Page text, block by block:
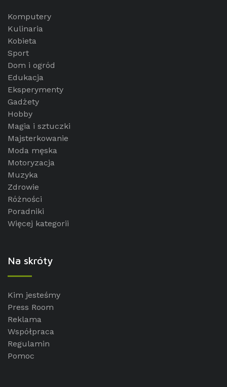
Komputery
Kulinaria
Kobieta
Sport
Dom i ogród
Edukacja
Eksperymenty
Gadżety
Hobby
Magia i sztuczki
Majsterkowanie
Moda męska
Motoryzacja
Muzyka
Zdrowie
Różności
Poradniki
Więcej kategorii
Na skróty
Kim jesteśmy
Press Room
Reklama
Współpraca
Regulamin
Pomoc